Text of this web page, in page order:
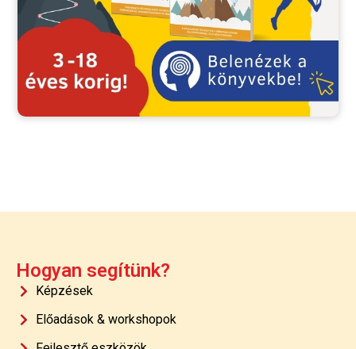
Hogyan segítünk?
Képzések
Előadások & workshopok